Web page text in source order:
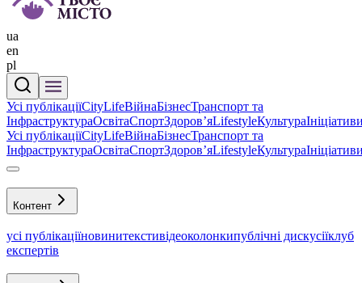
ua
en
pl
Усі публікаціїCityLifeВійнаБізнесТранспорт та
ІнфраструктураОсвітаСпортЗдоровʼяLifestyleКультура
Усі публікаціїCityLifeВійнаБізнесТранспорт та
ІнфраструктураОсвітаСпортЗдоровʼяLifestyleКультура
Контент
усі публікаціїновинитекстивідеоколонкипублічні дискусіїклуб
експертів